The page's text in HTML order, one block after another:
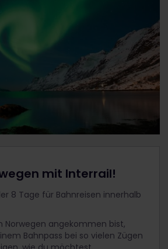
mit Interrail!
8 Tage für Bahnreisen innerhalb
Norwegen angekommen bist,
Bahnpass bei so vielen Zügen